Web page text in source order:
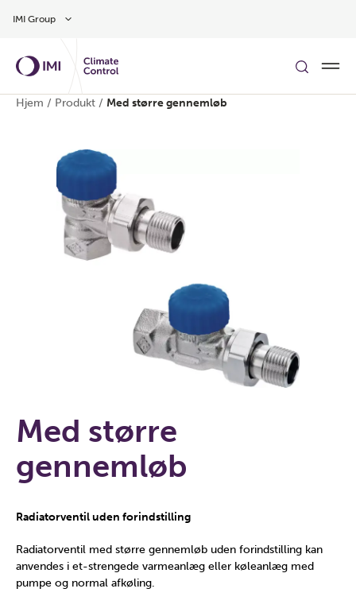
IMI Group
Hjem / Produkt / Med større gennemløb
Med større
gennemløb
Radiatorventil uden forindstilling
Radiatorventil med større gennemløb uden forindstilling kan
anvendes i et-strengede varmeanlæg eller køleanlæg med
pumpe og normal afkøling.